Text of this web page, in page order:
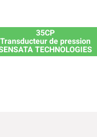
35CP
Transducteur de pression
TECHNOLOGIES